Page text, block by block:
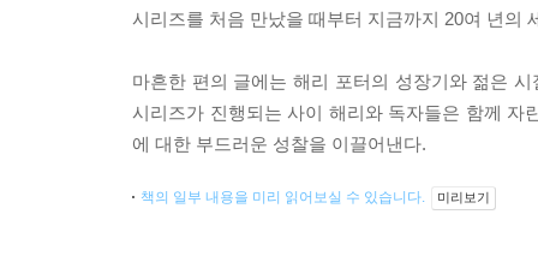
시리즈를 처음 만났을 때부터 지금까지 20여 년의
마흔한 편의 글에는 해리 포터의 성장기와 젊은
시리즈가 진행되는 사이 해리와 독자들은 함께 자
에 대한 부드러운 성찰을 이끌어낸다.
책의 일부 내용을 미리 읽어보실 수 있습니다. 미리보기